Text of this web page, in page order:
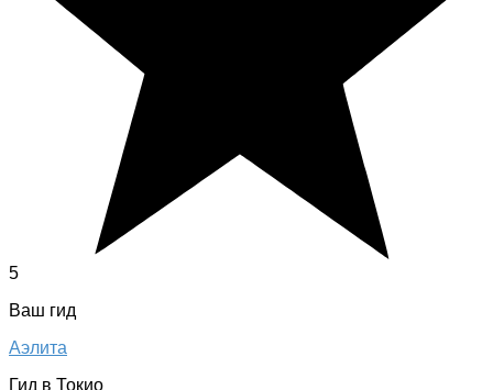
5
Ваш гид
Аэлита
Гид в Токио